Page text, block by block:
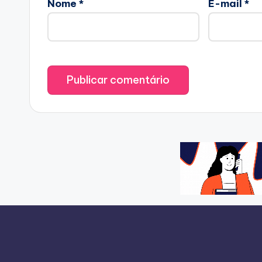
Nome * E-mail *